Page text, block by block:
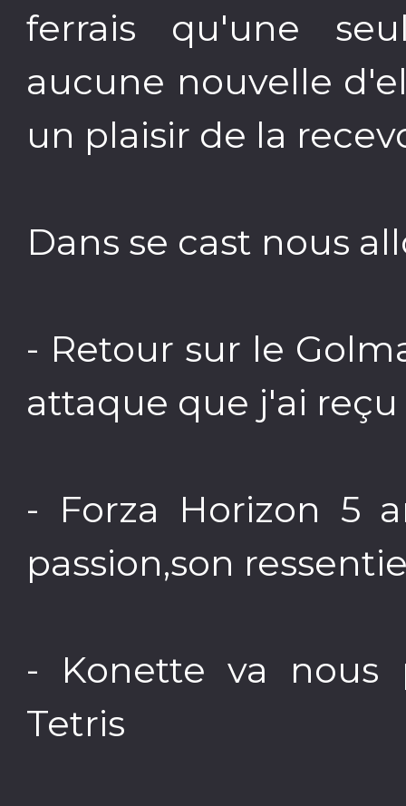
ferrais qu'une
aucune nouvelle
un plaisir de la
Dans se cast nous
- Retour sur le
attaque que j'ai reçu
- Forza Horizon 5
passion,son
- Konette va nous
Tetris